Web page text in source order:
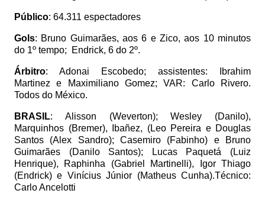
Público: 64.311 espectadores
Gols: Bruno Guimarães, aos 6 e Zico, aos 10 minutos
do 1º tempo;
Endrick, 6 do 2º.
Árbitro: Adonai Escobedo; assistentes: Ibrahim
Martinez e Maximiliano Gomez; VAR: Carlo Rivero.
Todos do México.
BRASIL: Alisson (Weverton); Wesley (Danilo),
Marquinhos (Bremer), Ibañez, (Leo Pereira e Douglas
Santos (Alex Sandro); Casemiro (Fabinho) e Bruno
Guimarães (Danilo Santos); Lucas Paquetá (Luiz
Henrique), Raphinha (Gabriel Martinelli), Igor Thiago
(Endrick) e Vinícius Júnior (Matheus Cunha).Técnico:
Carlo Ancelotti